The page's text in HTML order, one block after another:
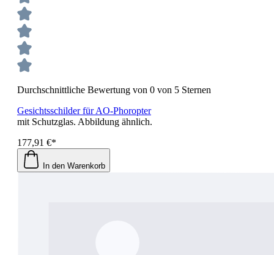
Durchschnittliche Bewertung von 0 von 5 Sternen
Gesichtsschilder für AO-Phoropter
mit Schutzglas. Abbildung ähnlich.
177,91 €*
In den Warenkorb